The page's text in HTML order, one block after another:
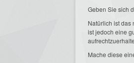
Geben Sie sich
Natürlich ist das
ist jedoch eine
Mache diese